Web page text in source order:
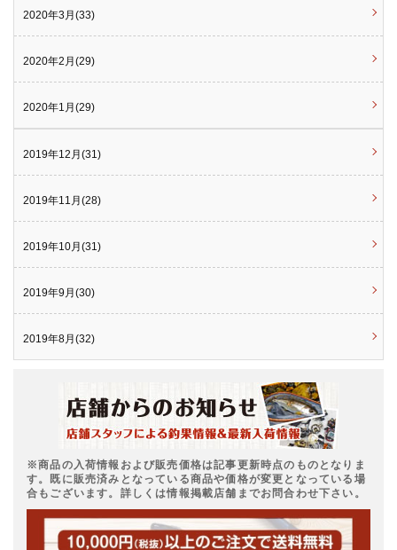
2020年3月(33)
2020年2月(29)
2020年1月(29)
2019年12月(31)
2019年11月(28)
2019年10月(31)
2019年9月(30)
2019年8月(32)
※商品の入荷情報および販売価格は記事更新時点のものとなりま
す。既に販売済みとなっている商品や価格が変更となっている場
合もございます。詳しくは情報掲載店舗までお問合わせ下さい。